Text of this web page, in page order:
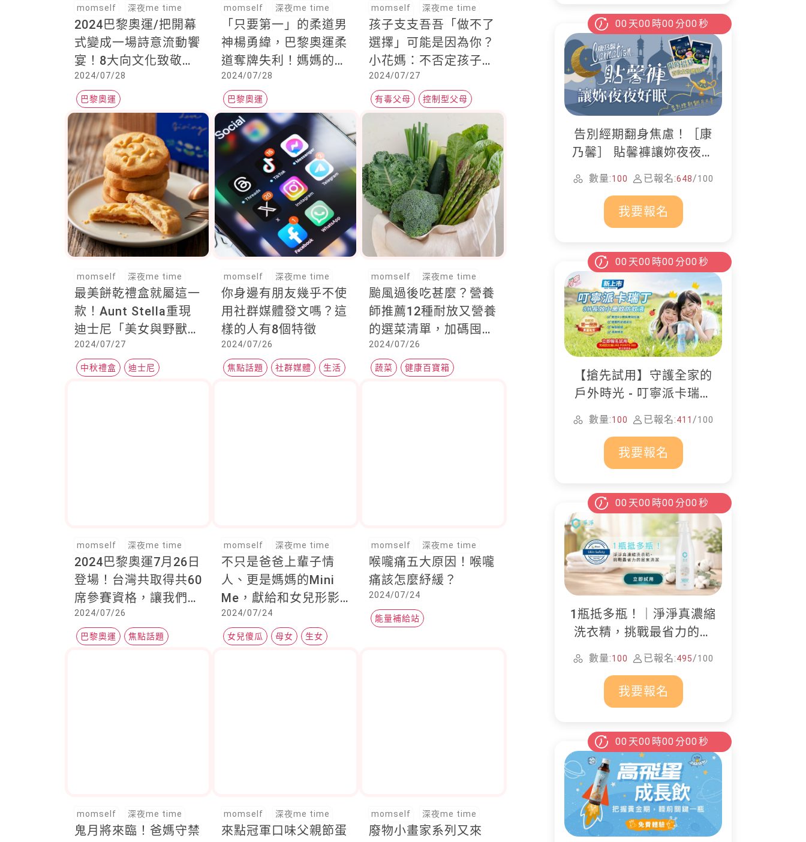
momself 深夜me time
2024巴黎奧運/把開幕
式變成一場詩意流動饗
宴！8大向文化致敬靈
感來自這裡
2024/07/28
巴黎奧運
momself 深夜me time
「只要第一」的柔道男
神楊勇緯，巴黎奧運柔
道奪牌失利！媽媽的加
油聲是力量
2024/07/28
巴黎奧運
momself 深夜me time
孩子支支吾吾「做不了
選擇」可能是因為你？
小花媽：不否定孩子，
才能創造獨立自主個性
2024/07/27
有毒父母 控制型父母
momself 深夜me time
最美餅乾禮盒就屬這一
款！Aunt Stella重現
迪士尼「美女與野獸」
夢幻舞會場景，浪漫破
表送禮首選
2024/07/27
中秋禮盒 迪士尼
momself 深夜me time
你身邊有朋友幾乎不使
用社群媒體發文嗎？這
樣的人有8個特徵
2024/07/26
焦點話題 社群媒體 生活
momself 深夜me time
颱風過後吃甚麼？營養
師推薦12種耐放又營養
的選菜清單，加碼囤貨
最佳食物選擇
2024/07/26
蔬菜 健康百寶箱
momself 深夜me time
2024巴黎奧運7月26日
登場！台灣共取得共60
席參賽資格，讓我們一
起為選手們加油
2024/07/26
巴黎奧運 焦點話題
momself 深夜me time
不只是爸爸上輩子情
人、更是媽媽的Mini
Me，獻給和女兒形影
不離的妳！
2024/07/24
女兒傻瓜 母女 生女
momself 深夜me time
喉嚨痛五大原因！喉嚨
痛該怎麼紓緩？
2024/07/24
能量補給站
momself 深夜me time
鬼月將來臨！爸媽守禁
momself 深夜me time
來點冠軍口味父親節蛋
momself 深夜me time
廢物小畫家系列又來
00 天00 時00 分00 秒
告別經期翻身焦慮！［康
乃馨］ 貼馨褲讓妳夜夜好
數量:100 已報名:648/100
我要報名
00 天00 時00 分00 秒
【搶先試用】守護全家的
戶外時光 - 叮寧派卡瑞丁
防蚊液
數量:100 已報名:411 /100
我要報名
00 天00 時00 分00 秒
1瓶抵多瓶！｜淨淨真濃縮
洗衣精，挑戰最省力的居
家清潔
數量:100 已報名:495/100
我要報名
00 天00 時00 分00 秒